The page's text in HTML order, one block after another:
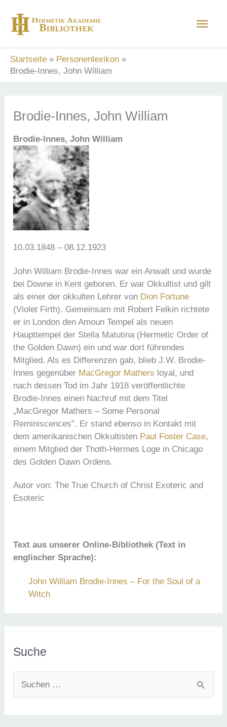
Inhalt
springen
Startseite
Personenlexikon
Brodie-Innes, John William
Brodie-Innes, John William
Brodie-Innes, John William
10.03.1848 – 08.12.1923
John William Brodie-Innes war ein Anwalt und wurde
bei Downe in Kent geboren. Er war Okkultist und gilt
als einer der okkulten Lehrer von Dion Fortune
(Violet Firth). Gemeinsam mit Robert Felkin richtete
er in London den Amoun Tempel als neuen
Haupttempel der Stella Matutina (Hermetic Order of
the Golden Dawn) ein und war dort führendes
Mitglied. Als es Differenzen gab, blieb J.W. Brodie-
Innes gegenüber MacGregor Mathers loyal, und
nach dessen Tod im Jahr 1918 veröffentlichte
Brodie-Innes einen Nachruf mit dem Titel
„MacGregor Mathers – Some Personal
Reminiscences”. Er stand ebenso in Kontakt mit
dem amerikanischen Okkultisten Paul Foster Case,
einem Mitglied der Thoth-Hermes Loge in Chicago
des Golden Dawn Ordens.
Autor von: The True Church of Christ Exoteric and
Esoteric
Text aus unserer Online-Bibliothek (Text in
englischer Sprache):
John William Brodie-Innes – For the Soul of a
Witch
Suche
u